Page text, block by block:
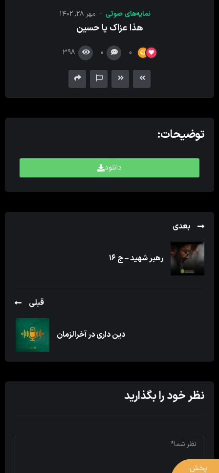
نمایه‌های صوتی مهر ۲۸, ۱۴۰۲
هذا عزاک یا حسین
0
0
398
توضیحات:
دانلود
بعدی
رهبر شهید – ج ۱۶
قبلی
دین داری در آخرالزمان
نظر خود را بگذارید
پخش